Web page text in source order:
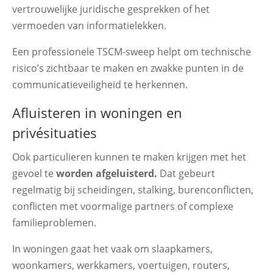
vertrouwelijke juridische gesprekken of het
vermoeden van informatielekken.
Een professionele TSCM-sweep helpt om technische
risico’s zichtbaar te maken en zwakke punten in de
communicatieveiligheid te herkennen.
Afluisteren in woningen en
privésituaties
Ook particulieren kunnen te maken krijgen met het
gevoel te worden afgeluisterd. Dat gebeurt
regelmatig bij scheidingen, stalking, burenconflicten,
conflicten met voormalige partners of complexe
familieproblemen.
In woningen gaat het vaak om slaapkamers,
woonkamers, werkkamers, voertuigen, routers,